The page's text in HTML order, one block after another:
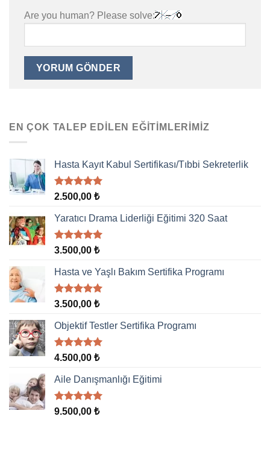
Are you human? Please solve:
EN ÇOK TALEP EDILEN EĞITIMLERIMIZ
Hasta Kayıt Kabul Sertifikası/Tıbbi Sekreterlik
5 üzerinden
aldı
2.500,00 ₺
Yaratıcı Drama Liderliği Eğitimi 320 Saat
5 üzerinden
aldı
3.500,00 ₺
Hasta ve Yaşlı Bakım Sertifika Programı
5 üzerinden
aldı
3.500,00 ₺
Objektif Testler Sertifika Programı
5 üzerinden
aldı
4.500,00 ₺
Aile Danışmanlığı Eğitimi
5 üzerinden
9.500,00 ₺